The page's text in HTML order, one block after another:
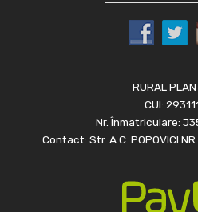
RURAL
CUI:
Nr. Înmatriculare:
Contact: Str. A.C. POPOVICI